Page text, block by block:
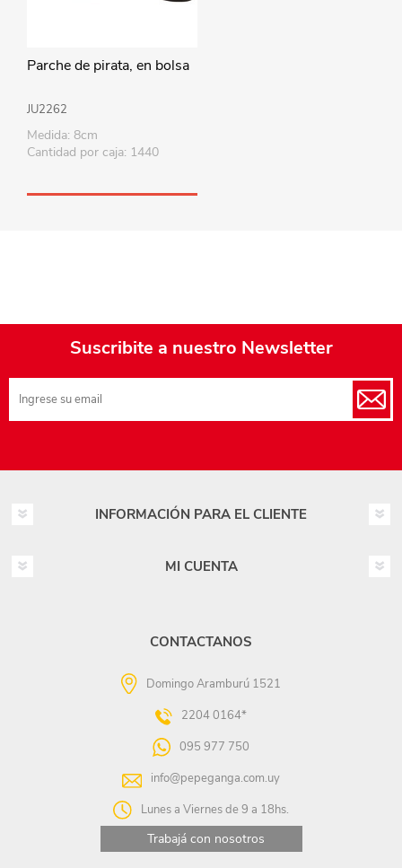
Parche de pirata, en bolsa
JU2262
Medida: 8cm
Cantidad por caja: 1440
Suscribite a nuestro Newsletter
INFORMACIÓN PARA EL CLIENTE
MI CUENTA
CONTACTANOS
Domingo Aramburú 1521
2204 0164*
095 977 750
info@pepeganga.com.uy
Lunes a Viernes de 9 a 18hs.
Trabajá con nosotros